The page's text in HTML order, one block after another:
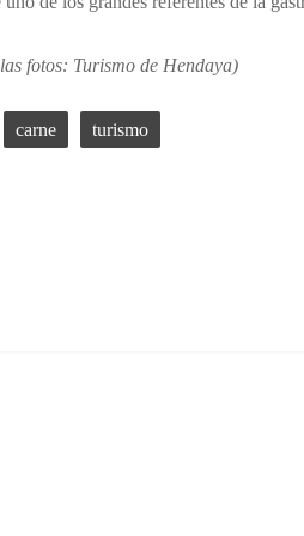
fotos: Turismo de Hendaya)
carne turismo